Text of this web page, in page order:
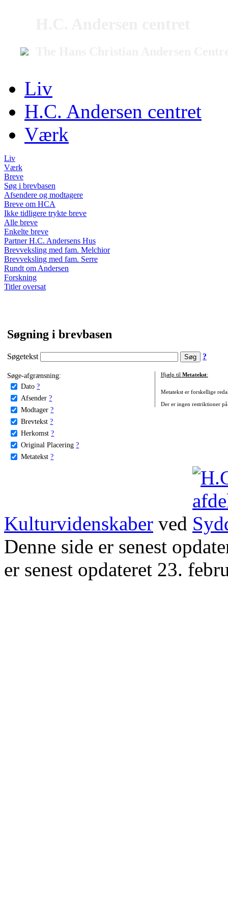
Liv
H.C. Andersen centret
Værk
Liv
Værk
Breve
Søg i brevbasen
Afsendere og modtagere
Breve om HCA
Ikke tidligere trykte breve
Alle breve
Enkelte breve
Partner H.C. Andersens Hus
Brevveksling med fam. Melchior
Brevveksling med fam. Serre
Rundt om Andersen
Forskning
Titler oversat
Søgning i brevbasen
Søgetekst ?
Søge-afgrænsning:
Dato ?
Afsender ?
Modtager ?
Brevtekst ?
Herkomst ?
Original Placering ?
Metatekst ?
Hjælp til Metatekst:
Metatekst er forskellige
Der er ingen restriktioner
Kulturvidenskaber ved
Denne side er senest
er senest opdateret 23.